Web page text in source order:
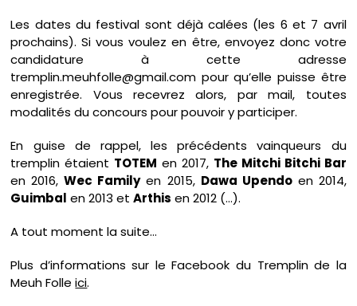
Les dates du festival sont déjà calées (les 6 et 7 avril
prochains). Si vous voulez en être, envoyez donc votre
candidature à cette adresse
tremplin.meuhfolle@gmail.com pour qu’elle puisse être
enregistrée. Vous recevrez alors, par mail, toutes
modalités du concours pour pouvoir y participer.
En guise de rappel, les précédents vainqueurs du
tremplin étaient TOTEM en 2017, The Mitchi Bitchi Bar
en 2016,Wec Familyen 2015, Dawa Upendoen 2014,
Guimbal en 2013 etArthis en 2012 (…).
A tout moment la suite…
Plus d’informations sur le Facebook du Tremplin de la
Meuh Folleici.